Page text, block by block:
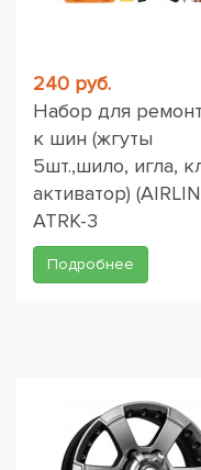
240 руб.
Набор для
к шин (жгуты
5шт.,шило, игла,
активатор)
ATRK-3
Подробнее